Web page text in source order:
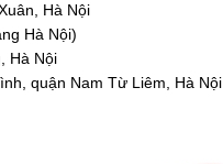
Hà Nội
Hà Nội)
Hà Nội
quận Nam Từ Liêm, Hà Nội